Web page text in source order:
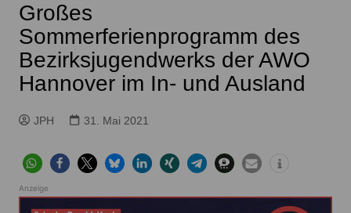
Großes
Sommerferienprogramm des
Bezirksjugendwerks der AWO
Hannover im In- und Ausland
JPH 31. Mai 2021
Anzeige